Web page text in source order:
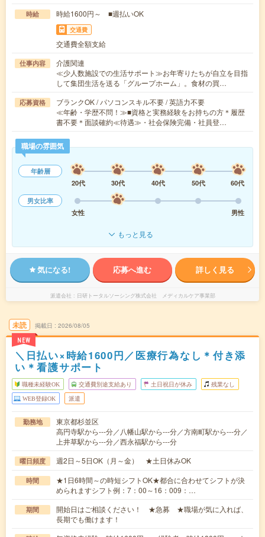
時給 時給1600円～ ■週払いOK
交通費
交通費全額支給
仕事内容
介護関連
≪少人数施設での生活サポート≫お年寄りたちが自立を目指
して集団生活を送る「グループホーム」。食材の買…
応募資格
ブランクOK / パソコンスキル不要 / 英語力不要
≪年齢・学歴不問！≫■資格と実務経験をお持ちの方＊履歴
書不要＊面談確約≪待遇≫・社会保険完備・社員登…
職場の雰囲気
年齢層
20代
30代 40代 50代
60代
男女比率
女性
男性
もっと見る
気になる! 応募へ進む 詳しく見る
派遣会社 日研トータルソーシング株式会社 メディカルケア事業部
未読
NEW
掲載日 2026/08/05
＼日払い×時給1600円／医療行為なし＊付き添
い＊看護サポート
職種未経験OK 交通費別途支給あり 土日祝日が休み 残業なし
WEB登録OK 派遣
勤務地
東京都杉並区
高円寺駅から---分／八幡山駅から---分／方南町駅から---分／
上井草駅から---分／西永福駅から---分
曜日頻度 週2日～5日OK（月～金） ★土日休みOK
時間
★1日6時間～の時短シフトOK★都合に合わせてシフトが決
められますシフト例：7：00～16：009：…
期間
開始日はご相談ください！ ★急募 ★職場が気に入れば、
長期でも働けます！